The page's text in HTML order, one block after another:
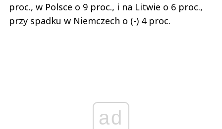
proc., w Polsce o 9 proc., i na Litwie o 6 proc.,
przy spadku w Niemczech o (-) 4 proc.
ad